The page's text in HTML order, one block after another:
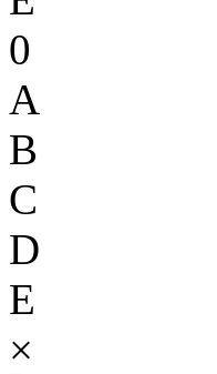
0
A
B
C
D
E
×